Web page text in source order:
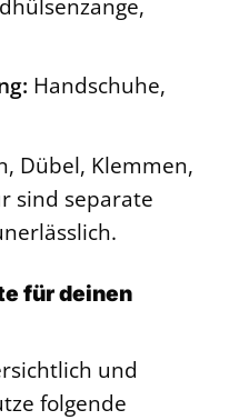
Handschuhe,
Dübel, Klemmen,
sind separate
für deinen
und
folgende